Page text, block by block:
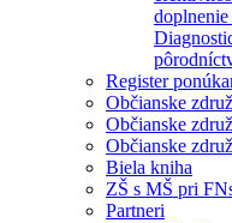
Register
Občianske
Občianske
Občianske
Biela kniha
ZŠ s MŠ pri
Partneri